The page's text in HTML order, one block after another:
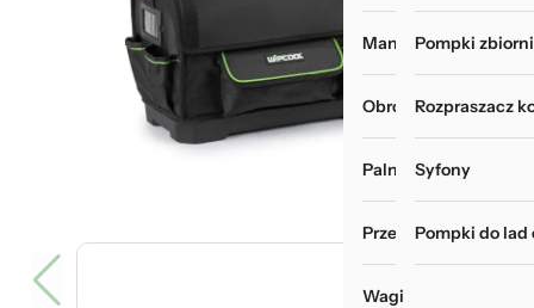
Myjki ciśnieniowe
Pokrowce do
Myjki do rur i
Manometry i
Obróbka rur
Palniki i zgrzewarki
Przechowywanie
Wagi
Pompki
Rozpraszacz
Syfony
Pompki do lad